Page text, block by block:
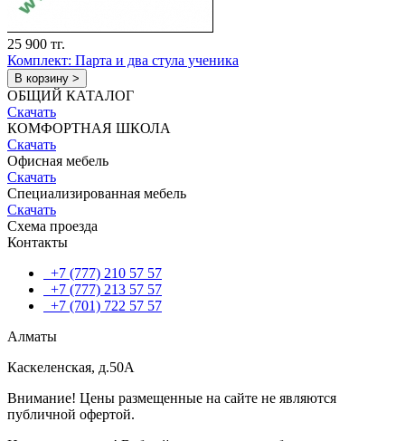
25 900 тг.
Комплект: Парта и два стула ученика
В корзину >
ОБЩИЙ КАТАЛОГ
Скачать
КОМФОРТНАЯ ШКОЛА
Скачать
Офисная мебель
Скачать
Специализированная мебель
Скачать
Схема проезда
Контакты
+7 (777) 210 57 57
+7 (777) 213 57 57
+7 (701) 722 57 57
Алматы
Каскеленская, д.50А
Внимание! Цены размещенные на сайте не являются
публичной офертой.